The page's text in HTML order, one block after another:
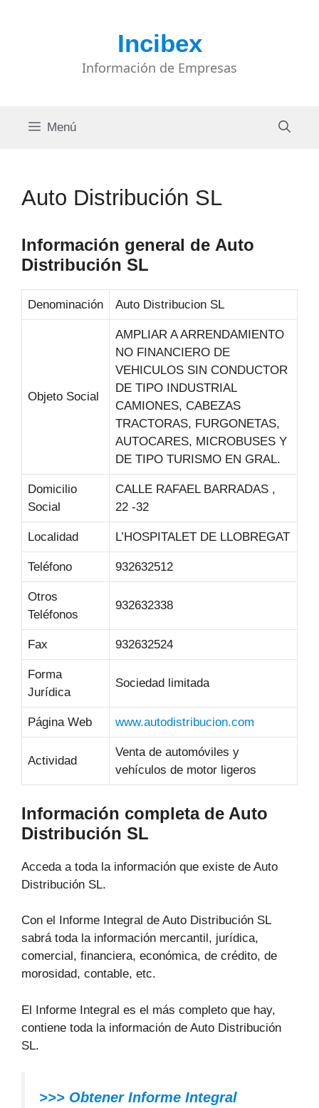
Incibex
Información de Empresas
Menú
Auto Distribución SL
Información general de Auto
Distribución SL
Denominación Auto Distribucion SL
Objeto Social
AMPLIAR A ARRENDAMIENTO
NO FINANCIERO DE
VEHICULOS SIN CONDUCTOR
DE TIPO INDUSTRIAL
CAMIONES, CABEZAS
TRACTORAS, FURGONETAS,
AUTOCARES, MICROBUSES Y
DE TIPO TURISMO EN GRAL.
Domicilio
Social
CALLE RAFAEL BARRADAS ,
22 -32
Localidad L’HOSPITALET DE LLOBREGAT
Teléfono 932632512
Otros
Teléfonos
932632338
Fax 932632524
Forma
Jurídica
Sociedad limitada
Página Web www.autodistribucion.com
Actividad
Venta de automóviles y
vehículos de motor ligeros
Información completa de Auto
Distribución SL
Acceda a toda la información que existe de Auto
Distribución SL.
Con el Informe Integral de Auto Distribución SL
sabrá toda la información mercantil, jurídica,
comercial, financiera, económica, de crédito, de
morosidad, contable, etc.
El Informe Integral es el más completo que hay,
contiene toda la información de Auto Distribución
SL.
>>> Obtener Informe Integral